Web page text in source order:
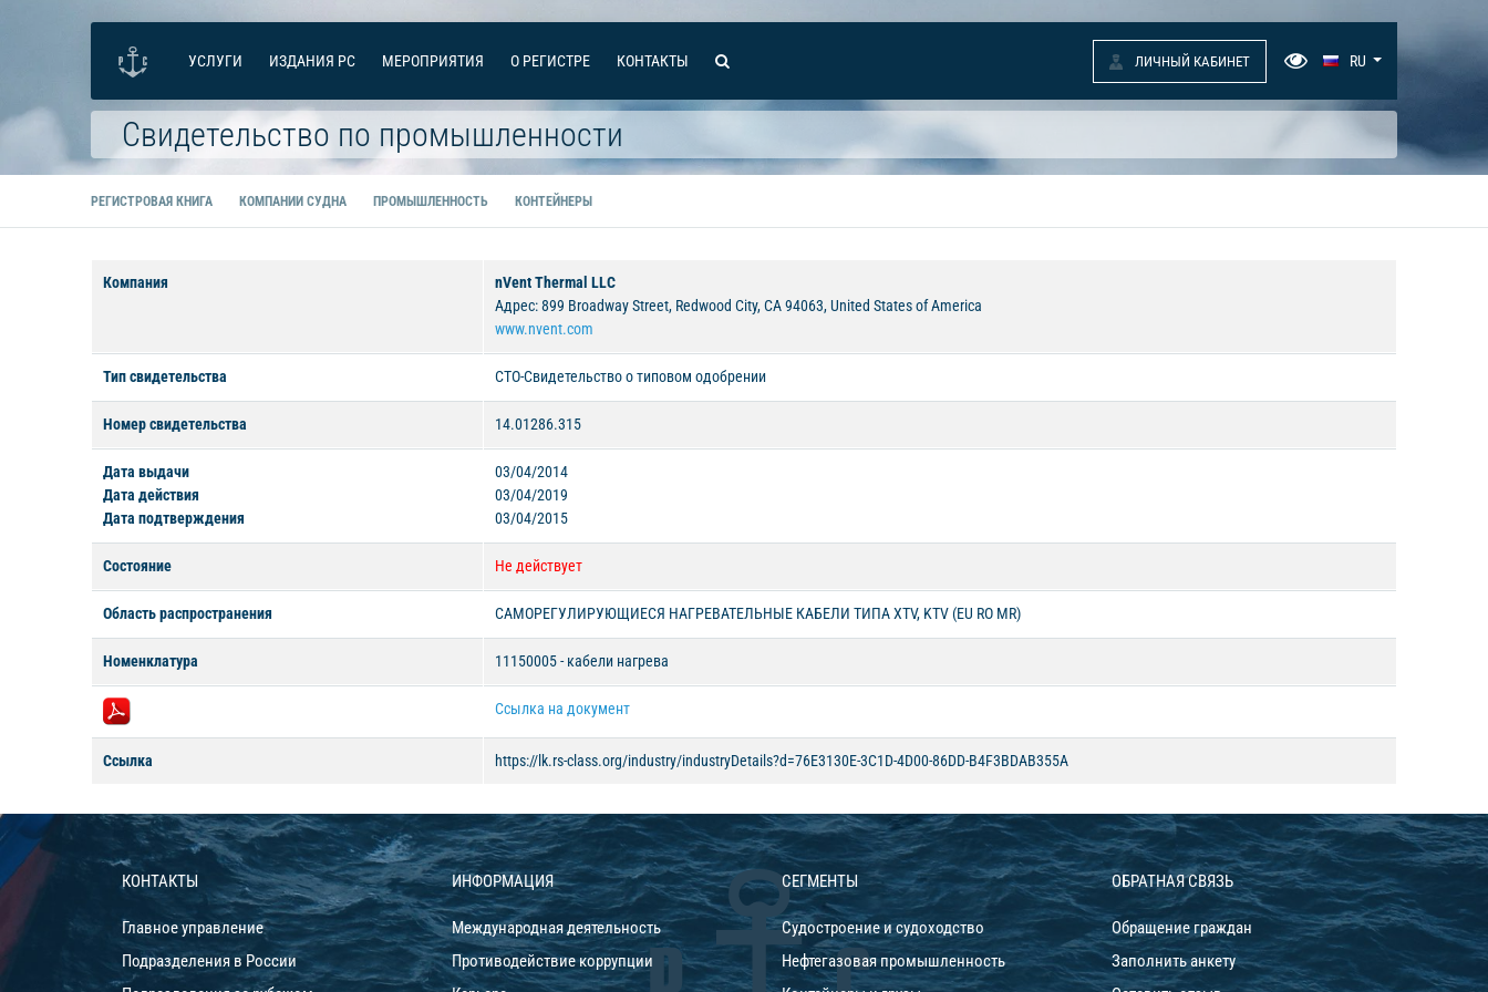
УСЛУГИ ИЗДАНИЯ РС МЕРОПРИЯТИЯ О РЕГИСТРЕ КОНТАКТЫ ЛИЧНЫЙ КАБИНЕТ RU
Свидетельство по промышленности
РЕГИСТРОВАЯ КНИГА КОМПАНИИ СУДНА ПРОМЫШЛЕННОСТЬ КОНТЕЙНЕРЫ
Компания
nVent Thermal LLC
Адрес: 899 Broadway Street, Redwood City, CA 94063, United States of America
www.nvent.com
Тип свидетельства СТО-Свидетельство о типовом одобрении
Номер свидетельства 14.01286.315
Дата выдачи
Дата действия
Дата подтверждения
03/04/2014
03/04/2019
03/04/2015
Состояние Не действует
Область распространения САМОРЕГУЛИРУЮЩИЕСЯ НАГРЕВАТЕЛЬНЫЕ КАБЕЛИ ТИПА XTV, KTV (EU RO MR)
Номенклатура 11150005 - кабели нагрева
Ссылка на документ
Ссылка https://lk.rs-class.org/industry/industryDetails?d=76E3130E-3C1D-4D00-86DD-B4F3BDAB355A
КОНТАКТЫ
Главное управление
Подразделения в России
ИНФОРМАЦИЯ
Международная деятельность
Противодействие коррупции
СЕГМЕНТЫ
Судостроение и судоходство
Нефтегазовая промышленность
ОБРАТНАЯ СВЯЗЬ
Обращение граждан
Заполнить анкету